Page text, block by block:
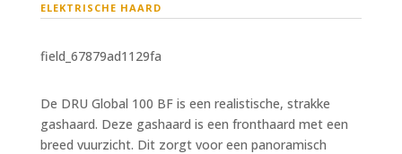
ELEKTRISCHE HAARD
field_67879ad1129fa
De DRU Global 100 BF is een realistische, strakke
gashaard. Deze gashaard is een fronthaard met een
breed vuurzicht. Dit zorgt voor een panoramisch